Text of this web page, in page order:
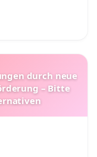
durch neue
– Bitte